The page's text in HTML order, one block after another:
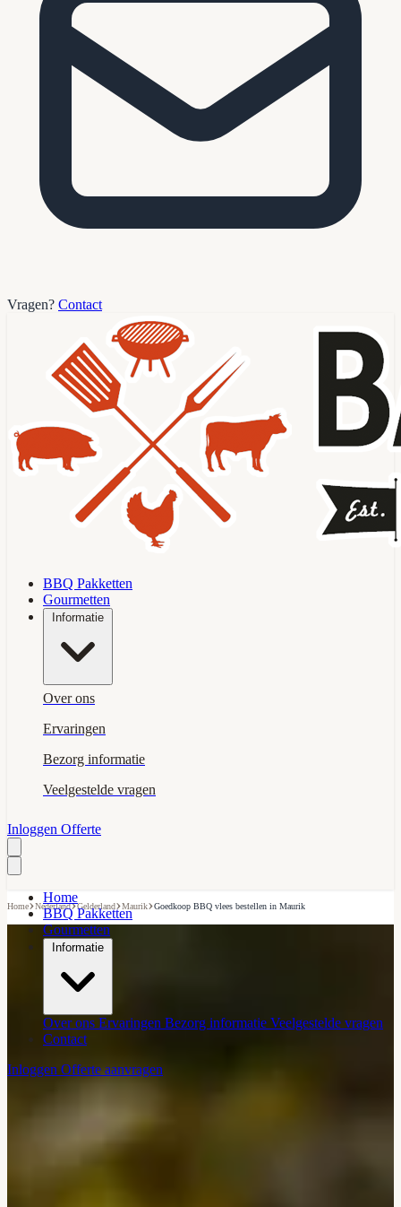
Vragen? Contact
BBQ Pakketten
Gourmetten
Informatie
Over ons
Ervaringen
Bezorg informatie
Veelgestelde vragen
Inloggen Offerte
Home
BBQ Pakketten
Gourmetten
Informatie
Over ons Ervaringen Bezorg informatie Veelgestelde vragen
Contact
Inloggen Offerte aanvragen
Home›Nederland›Gelderland›Maurik›Goedkoop BBQ vlees bestellen in Maurik